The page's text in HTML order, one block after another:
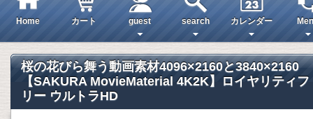
Home カート guest search カレンダー
桜の花びら舞う動画素材4096×2160と3840×2160
【SAKURA MovieMaterial 4K2K】ロイヤリティフ
リー ウルトラHD